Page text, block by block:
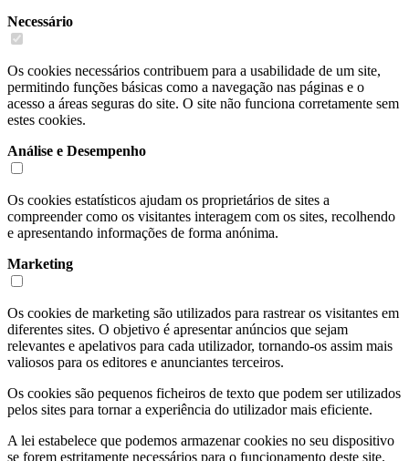
Necessário
Os cookies necessários contribuem para a usabilidade de um site,
permitindo funções básicas como a navegação nas páginas e o
acesso a áreas seguras do site. O site não funciona corretamente sem
estes cookies.
Análise e Desempenho
Os cookies estatísticos ajudam os proprietários de sites a
compreender como os visitantes interagem com os sites, recolhendo
e apresentando informações de forma anónima.
Marketing
Os cookies de marketing são utilizados para rastrear os visitantes em
diferentes sites. O objetivo é apresentar anúncios que sejam
relevantes e apelativos para cada utilizador, tornando-os assim mais
valiosos para os editores e anunciantes terceiros.
Os cookies são pequenos ficheiros de texto que podem ser utilizados
pelos sites para tornar a experiência do utilizador mais eficiente.
A lei estabelece que podemos armazenar cookies no seu dispositivo
se forem estritamente necessários para o funcionamento deste site.